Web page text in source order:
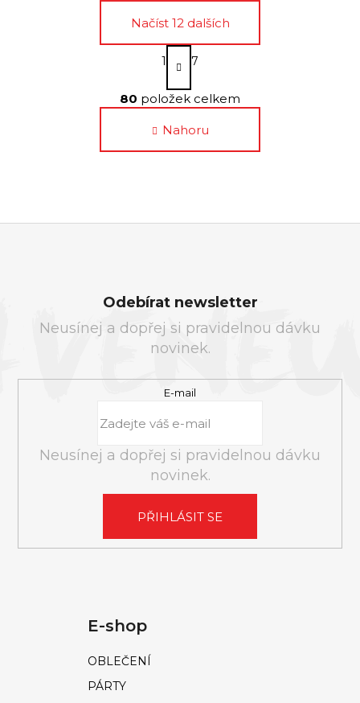
O
v
l
á
í
k
y
v
p
s
u
Načíst 12 dalších
S
t
á
n
k
1 7
80 položek celkem
Nahoru
Odebírat newsletter
Neusínej a dopřej si pravidelnou dávku
novinek.
E-mail
Neusínej a dopřej si pravidelnou dávku
novinek.
PŘIHLÁSIT SE
E-shop
OBLEČENÍ
PÁRTY